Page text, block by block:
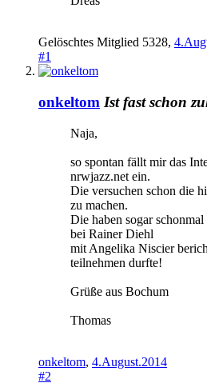
Gelöschtes Mitglied 5328,
#1
onkeltom Ist fast schon
Naja,
so spontan fällt mir das
nrwjazz.net ein.
Die versuchen schon die
zu machen.
Die haben sogar
bei Rainer Diehl
mit Angelika Niscier
teilnehmen durfte!
Grüße aus Bochum
Thomas
onkeltom, 4.August.2014
#2